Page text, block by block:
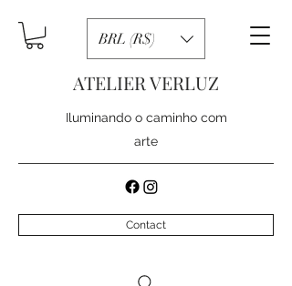
ATELIER VERLUZ
Iluminando o caminho com
arte
Contact
BRL (R$)